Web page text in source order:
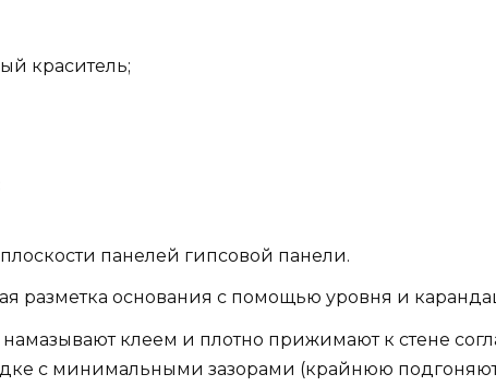
краситель;
панелей гипсовой панели.
разметка основания с помощью уровня и
клеем и плотно прижимают к стене
с минимальными зазорами (крайнюю